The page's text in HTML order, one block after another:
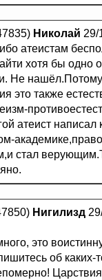
Николай 29/
атеистам
хотя бы одно
Не нашёл.Потому
это также
атеист написал
стал
Нигилизд
это
об каких-